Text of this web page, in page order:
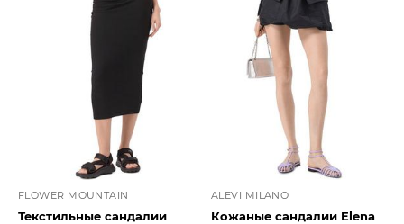
FLOWER MOUNTAIN
Текстильные сандалии
ALEVI MILANO
Кожаные сандалии Elena